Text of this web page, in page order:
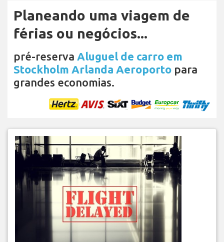
Planeando uma viagem de
férias ou negócios...
pré-reserva Aluguel de carro em
Stockholm Arlanda Aeroporto para
grandes economias.